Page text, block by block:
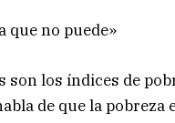
que no puede»
son los índices de
de que la